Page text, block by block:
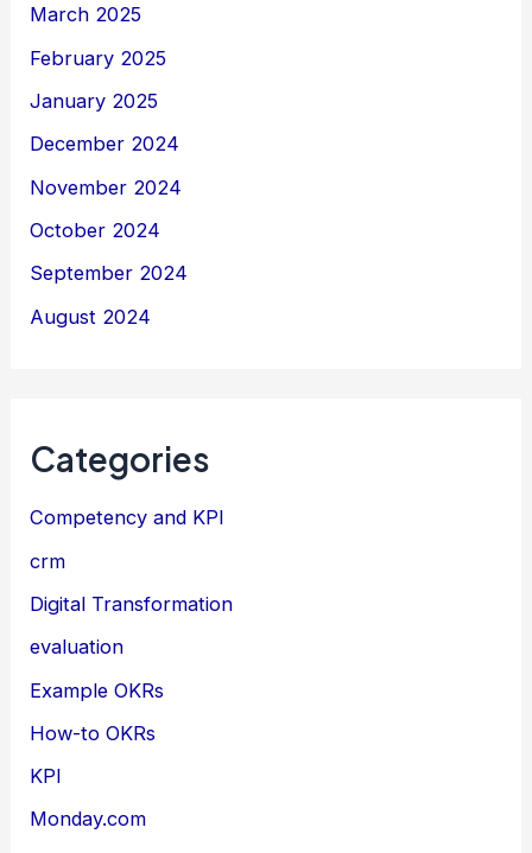
March 2025
February 2025
January 2025
December 2024
November 2024
October 2024
September 2024
August 2024
Categories
Competency and KPI
crm
Digital Transformation
evaluation
Example OKRs
How-to OKRs
KPI
Monday.com